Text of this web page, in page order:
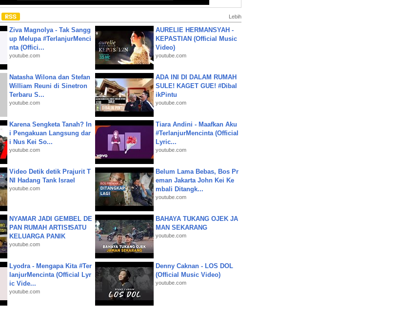
Lebih
Ziva Magnolya - Tak Sangg
up Melupa #TerlanjurMenci
nta (Offici...
youtube.com
AURELIE HERMANSYAH -
KEPASTIAN (Official Music
Video)
youtube.com
Natasha Wilona dan Stefan
William Reuni di Sinetron
Terbaru S...
youtube.com
ADA INI DI DALAM RUMAH
SULE! KAGET GUE! #Dibal
ikPintu
youtube.com
Karena Sengketa Tanah? In
i Pengakuan Langsung dar
i Nus Kei So...
youtube.com
Tiara Andini - Maafkan Aku
#TerlanjurMencinta (Official
Lyric...
youtube.com
Video Detik detik Prajurit T
NI Hadang Tank Israel
youtube.com
Belum Lama Bebas, Bos Pr
eman Jakarta John Kei Ke
mbali Ditangk...
youtube.com
NYAMAR JADI GEMBEL DE
PAN RUMAH ARTIS❗SATU
KELUARGA PANIK
youtube.com
BAHAYA TUKANG OJEK JA
MAN SEKARANG
youtube.com
Lyodra - Mengapa Kita #Ter
lanjurMencinta (Official Lyr
ic Vide...
youtube.com
Denny Caknan - LOS DOL
(Official Music Video)
youtube.com